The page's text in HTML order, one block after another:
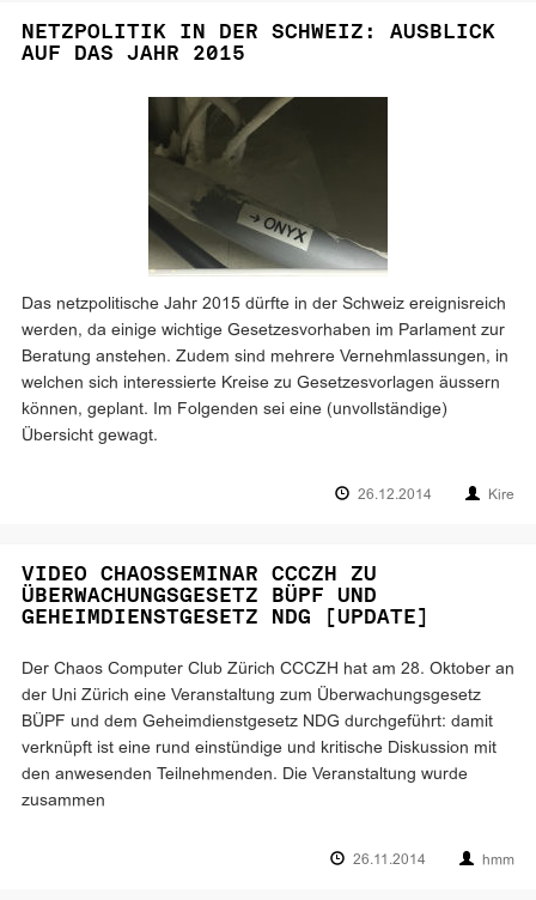
NETZPOLITIK IN DER SCHWEIZ: AUSBLICK
AUF DAS JAHR 2015
Das netzpolitische Jahr 2015 dürfte in der Schweiz ereignisreich
werden, da einige wichtige Gesetzesvorhaben im Parlament zur
Beratung anstehen. Zudem sind mehrere Vernehmlassungen, in
welchen sich interessierte Kreise zu Gesetzesvorlagen äussern
können, geplant. Im Folgenden sei eine (unvollständige)
Übersicht gewagt.
26.12.2014 Kire
VIDEO CHAOSSEMINAR CCCZH ZU
ÜBERWACHUNGSGESETZ BÜPF UND
GEHEIMDIENSTGESETZ NDG [UPDATE]
Der Chaos Computer Club Zürich CCCZH hat am 28. Oktober an
der Uni Zürich eine Veranstaltung zum Überwachungsgesetz
BÜPF und dem Geheimdienstgesetz NDG durchgeführt: damit
verknüpft ist eine rund einstündige und kritische Diskussion mit
den anwesenden Teilnehmenden. Die Veranstaltung wurde
zusammen
26.11.2014 hmm